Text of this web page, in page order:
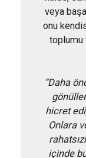
veya
onu
toplumu
“Daha
hicret
Onlara
içinde